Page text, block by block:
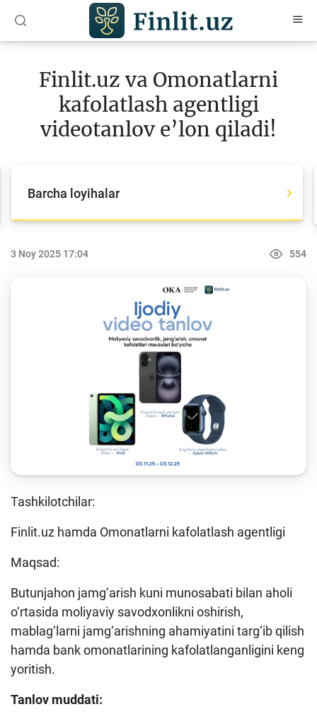
Maqolalar
O‘quv qo‘llanmalar
Olimpiadalar va chempionatlar
Keys-chempionat
Treninglar va seminarlar
OAVda loyihalar
O'quv kurslari
O‘quv materiallari
Interaktiv xizmatlar
Fotogalereya
Loyiha haqida
Kengaytirilgan qidiruv
Sayt xaritasi
Finlit.uz va Omonatlarni
kafolatlash agentligi
videotanlov e’lon qiladi!
Barcha loyihalar
3 Noy 2025 17:04 554
Tashkilotchilar:
Finlit.uz hamda Omonatlarni kafolatlash agentligi
Maqsad:
Butunjahon jamg‘arish kuni munosabati bilan aholi
o‘rtasida moliyaviy savodxonlikni oshirish,
mablag‘larni jamg‘arishning ahamiyatini targ‘ib qilish
hamda bank omonatlarining kafolatlanganligini keng
yoritish.
Tanlov muddati: